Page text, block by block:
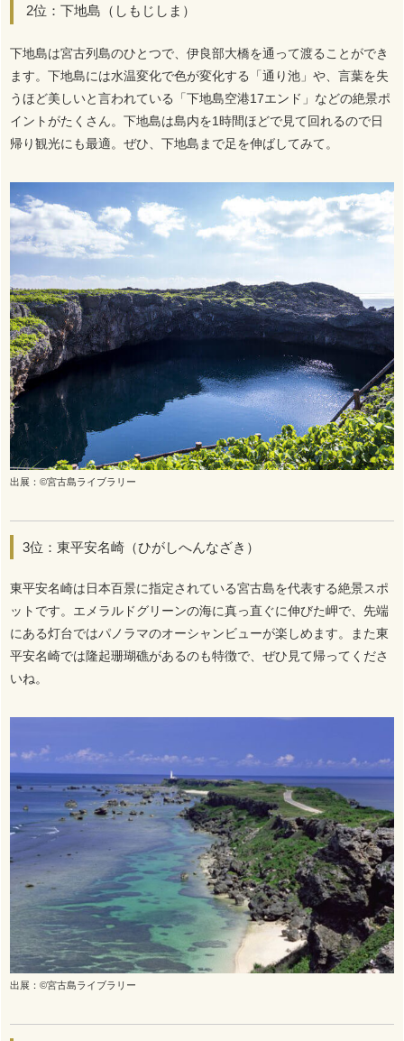
2位：下地島（しもじしま）
下地島は宮古列島のひとつで、伊良部大橋を通って渡ることができ
ます。下地島には水温変化で色が変化する「通り池」や、言葉を失
うほど美しいと言われている「下地島空港17エンド」などの絶景ポ
イントがたくさん。下地島は島内を1時間ほどで見て回れるので日
帰り観光にも最適。ぜひ、下地島まで足を伸ばしてみて。
出展：©宮古島ライブラリー
3位：東平安名崎（ひがしへんなざき）
東平安名崎は日本百景に指定されている宮古島を代表する絶景スポ
ットです。エメラルドグリーンの海に真っ直ぐに伸びた岬で、先端
にある灯台ではパノラマのオーシャンビューが楽しめます。また東
平安名崎では隆起珊瑚礁があるのも特徴で、ぜひ見て帰ってくださ
いね。
出展：©宮古島ライブラリー